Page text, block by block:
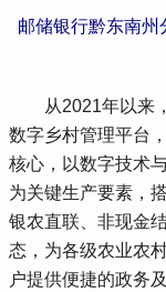
邮储银行黔东南
从2021年以来，
数字乡村管理平台
核心，以数字技术
为关键生产要素，
银农直联、非现金
态，为各级农业农
户提供便捷的政务